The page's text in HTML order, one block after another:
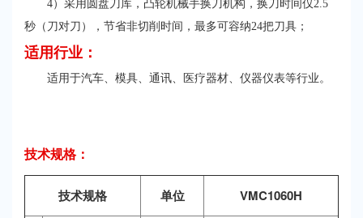
4）采用圆盘刀库，凸轮机械手换刀机构，换刀时间仅2.5
秒（刀对刀），节省非切削时间，最多可容纳24把刀具；
适用行业：
适用于汽车、模具、通讯、医疗器材、仪器仪表等行业。
技术规格：
技术规格 单位 VMC1060H